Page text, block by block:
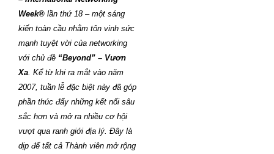
Week® lần thứ 18 – một sáng
kiến toàn cầu nhằm tôn vinh sức
mạnh tuyệt vời của networking
với chủ đề “Beyond” – Vươn
Xa. Kể từ khi ra mắt vào năm
2007, tuần lễ đặc biệt này đã góp
phần thúc đẩy những kết nối sâu
sắc hơn và mở ra nhiều cơ hội
vượt qua ranh giới địa lý. Đây là
dịp để tất cả Thành viên mở rộng